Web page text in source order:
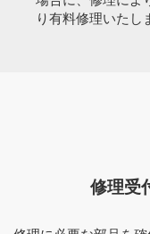
り有料修理いたし
修理受